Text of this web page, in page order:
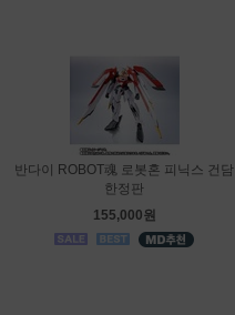
반다이 ROBOT魂 로봇혼 피닉스 건담
한정판
155,000원